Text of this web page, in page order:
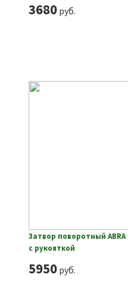
3680руб.
Затвор поворотный ABRA
с рукояткой
5950руб.